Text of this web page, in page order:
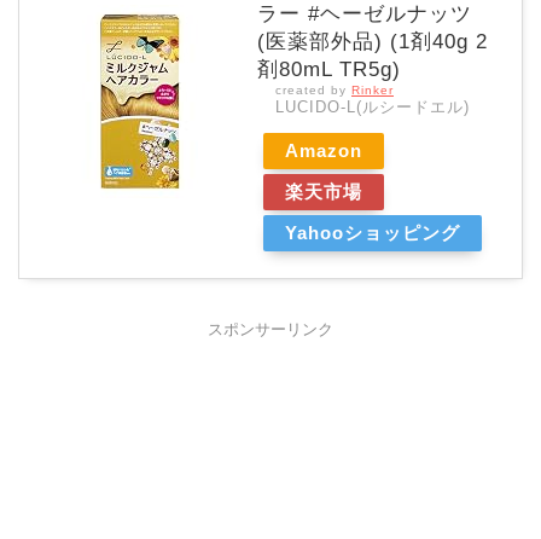
ラー #ヘーゼルナッツ
(医薬部外品) (1剤40g 2
剤80mL TR5g)
created by Rinker
LUCIDO-L(ルシードエル)
Amazon
楽天市場
Yahooショッピング
スポンサーリンク